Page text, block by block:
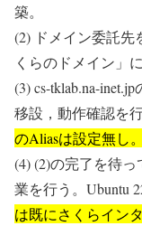
築。
(2) ドメイン委託先
くらのドメイン」
(3) cs-tklab.na-
移設，動作確認を行
のAliasは設定無し。
(4) (2)の完了を待っ
業を行う。Ubuntu
は既にさくらイン